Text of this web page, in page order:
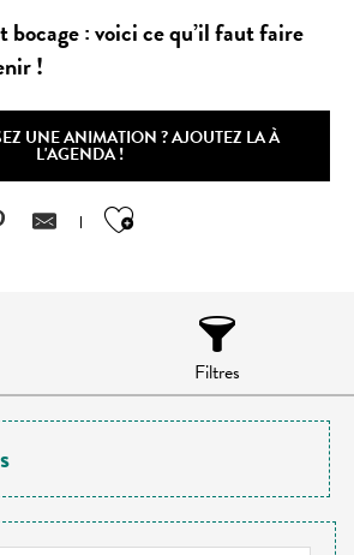
bocage : voici ce qu’il faut faire
!
UNE ANIMATION ? AJOUTEZ LA À
L'AGENDA !
Ajouter aux
Filtres